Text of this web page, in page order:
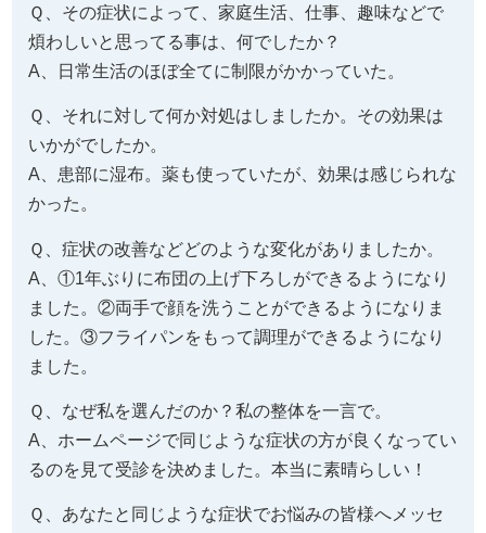
Ｑ、その症状によって、家庭生活、仕事、趣味などで
煩わしいと思ってる事は、何でしたか？
A、日常生活のほぼ全てに制限がかかっていた。
Ｑ、それに対して何か対処はしましたか。その効果は
いかがでしたか。
A、患部に湿布。薬も使っていたが、効果は感じられな
かった。
Ｑ、症状の改善などどのような変化がありましたか。
A、①1年ぶりに布団の上げ下ろしができるようになり
ました。②両手で顔を洗うことができるようになりま
した。③フライパンをもって調理ができるようになり
ました。
Ｑ、なぜ私を選んだのか？私の整体を一言で。
A、ホームページで同じような症状の方が良くなってい
るのを見て受診を決めました。本当に素晴らしい！
Ｑ、あなたと同じような症状でお悩みの皆様へメッセ